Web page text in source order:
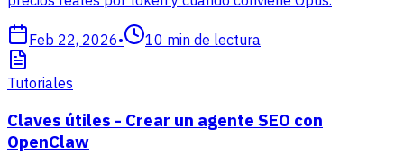
Feb 22, 2026• 10 min de lectura
Tutoriales
Claves útiles - Crear un agente SEO con
OpenClaw